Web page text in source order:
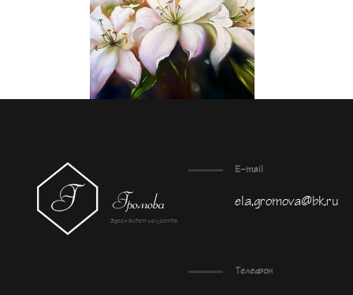
Здесь живет искусство
E-mail
ela.gromova@bk.ru
Телефон